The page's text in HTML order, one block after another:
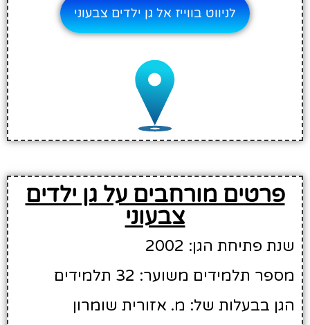
לניווט בווייז אל גן ילדים צבעוני
פרטים מורחבים על גן ילדים
צבעוני
שנת פתיחת הגן: 2002
מספר תלמידים משוער: 32 תלמידים
הגן בבעלות של: מ. אזורית שומרון